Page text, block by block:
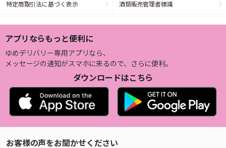
特定商取引法に基づく表示 酒類販売管理者標識
アプリならもっと便利に
ゆめデリバリー専用アプリなら、
メッセージの通知がスマホに来るので、さらに便利。
ダウンロードはこちら
お客様の声をお聞かせください